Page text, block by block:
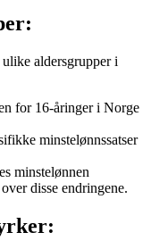
aldersgrupper i
for 16-åringer i Norge
minstelønnssatser
minstelønnen
disse endringene.